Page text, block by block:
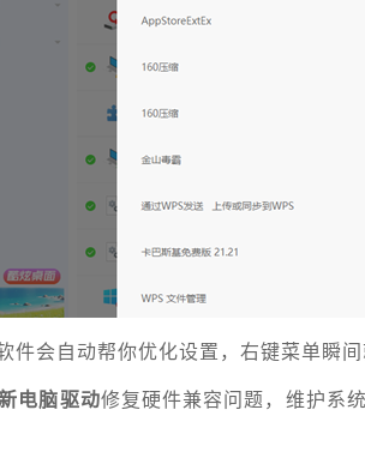
件会自动帮你优化设置，右键菜单瞬间
电脑驱动修复硬件兼容问题，维护系